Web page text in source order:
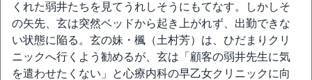
くれた弱井たちを見てうれしそうにもてなす。しかしそ
の矢先、玄は突然ベッドから起き上がれず、出勤できな
い状態に陥る。玄の妹・楓（土村芳）は、ひだまりクリ
ニックへ行くよう勧めるが、玄は「顧客の弱井先生に気
を遣わせたくない」と心療内科の早乙女クリニックに向